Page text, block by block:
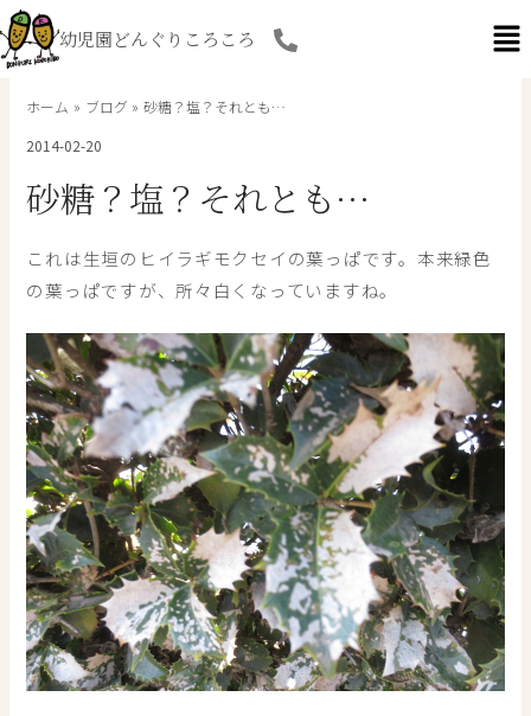
内
容
を
幼児園どんぐりころころ
ホーム ブログ
砂糖？塩？それとも…
2014-02-20
砂糖？塩？それとも…
これは生垣のヒイラギモクセイの葉っぱです。本来緑色
の葉っぱですが、所々白くなっていますね。